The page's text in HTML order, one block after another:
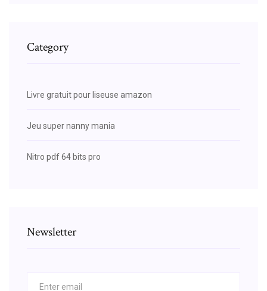
Category
Livre gratuit pour liseuse amazon
Jeu super nanny mania
Nitro pdf 64 bits pro
Newsletter